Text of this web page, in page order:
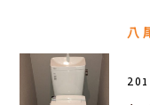
八